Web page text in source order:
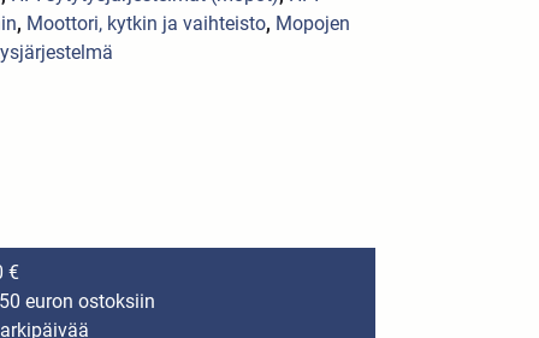
, Moottori, kytkin ja vaihteisto, Mopojen
€
euron ostoksiin